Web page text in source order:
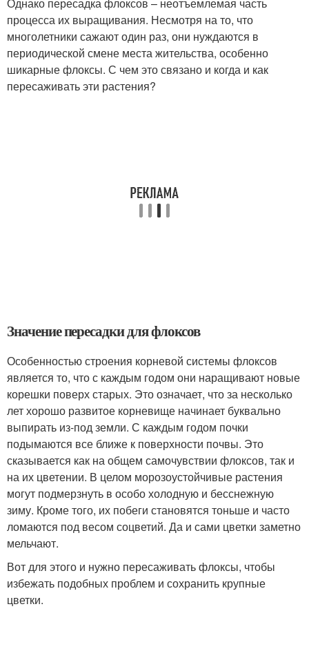
процесса их выращивания. Несмотря на то, что
многолетники сажают один раз, они нуждаются в
периодической смене места жительства, особенно
шикарные флоксы. С чем это связано и когда и как
пересаживать эти растения?
Значение пересадки для флоксов
Особенностью строения корневой системы флоксов
является то, что с каждым годом они наращивают новые
корешки поверх старых. Это означает, что за несколько
лет хорошо развитое корневище начинает буквально
выпирать из-под земли. С каждым годом почки
подымаются все ближе к поверхности почвы. Это
сказывается как на общем самочувствии флоксов, так и
на их цветении. В целом морозоустойчивые растения
могут подмерзнуть в особо холодную и бесснежную
зиму. Кроме того, их побеги становятся тоньше и часто
ломаются под весом соцветий. Да и сами цветки заметно
мельчают.
Вот для этого и нужно пересаживать флоксы, чтобы
избежать подобных проблем и сохранить крупные
цветки.